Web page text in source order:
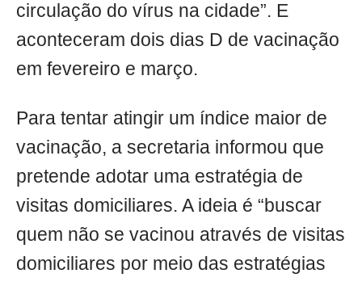
circulação do vírus na cidade”. E
aconteceram dois dias D de vacinação
em fevereiro e março.
Para tentar atingir um índice maior de
vacinação, a secretaria informou que
pretende adotar uma estratégia de
visitas domiciliares. A ideia é “buscar
quem não se vacinou através de visitas
domiciliares por meio das estratégias